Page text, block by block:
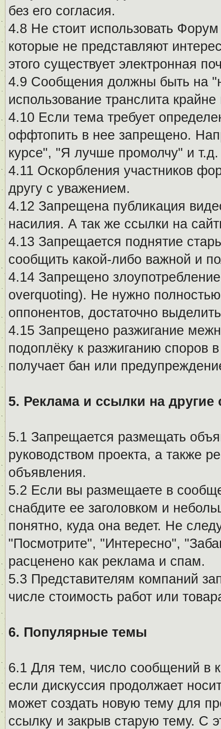
без его согласия.
4.8 Не стоит использовать
которые не представляют
этого существует электронная
4.9 Сообщения должны быть на
использование транслита
4.10 Если тема требует
оффтопить в нее запрещено.
курсе", "Я лучше промолчу" и
4.11 Оскорбления участников
другу с уважением.
4.12 Запрещена публикация
насилия. А так же ссылки на
4.13 Запрещается поднятие
сообщить какой-либо важной и
4.14 Запрещено
overquoting). Не нужно
оппонентов, достаточно
4.15 Запрещено разжигание
подоплёку к разжиганию споров
получает бан или
5. Реклама и ссылки на другие
5.1 Запрещается размещать
руководством проекта, а также
объявления.
5.2 Если вы размещаете в
снабдите ее заголовком и
понятно, куда она ведет. Не
"Посмотрите", "Интересно",
расценено как реклама и спам.
5.3 Представителям компаний
числе стоимость работ или
6. Популярные темы
6.1 Для тем, число сообщений в
если дискуссия продолжает
может создать новую тему для
ссылку и закрыв старую тему. С